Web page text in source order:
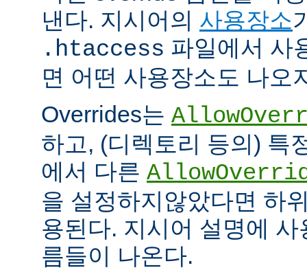
낸다. 지시어의 사용장소
.htaccess 파일에서 사
면 어떤 사용장소도 나오
Overrides는
하고, (디렉토리 등의) 특
에서 다른
을 설정하지않았다면 하
용된다. 지시어 설명에
름들이 나온다.